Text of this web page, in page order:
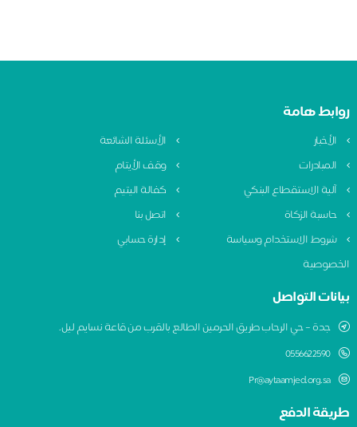
روابط هامة
الأخبار
الأسئلة الشائعة
المبادرات
وقف الأيتام
آلية الاستقطاع البنكي
كفالة اليتيم
حاسبة الزكاة
اتصل بنا
شروط الاستخدام وسياسة
الخصوصية
إدارة حسابي
بيانات التواصل
جدة – حي الرحاب طريق الحرمين الطالع بالقرب من قاعة نسايم ليل.
0556622590
Pr@aytaamjed.org.sa
طريقة الدفع